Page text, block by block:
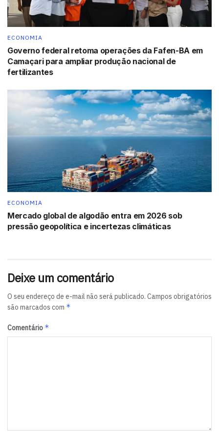
Entre as formas de pagamento apontadas como
preferenciais pelos usuários, a opção de pagamento
direto com cartão de crédito ficou em primeiro lugar,
seguida por boleto bancário e plataformas de
pagamentos. E a maior parte (58%) pretende pagar
parcelado.
celular Dia dos Namorados
Mercado Livre
smartphone
ECONOMIA
Governo federal retoma operações da Fafen-BA em
Camaçari para ampliar produção nacional de
fertilizantes
ECONOMIA
Mercado global de algodão entra em 2026 sob
pressão geopolítica e incertezas climáticas
Deixe um comentário
O seu endereço de e-mail não será publicado. Campos obrigatórios
são marcados com *
Comentário *